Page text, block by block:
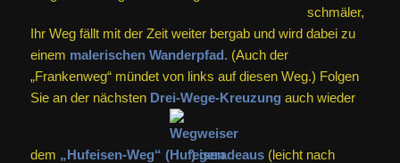
schmäler,
Ihr Weg fällt mit der Zeit weiter bergab und wird dabei zu
einem malerischen Wanderpfad. (Auch der
„Frankenweg“ mündet von links auf diesen Weg.) Folgen
Sie an der nächsten Drei-Wege-Kreuzung auch wieder
dem „Hufeisen-Weg“ ( ) geradeaus(leicht nach